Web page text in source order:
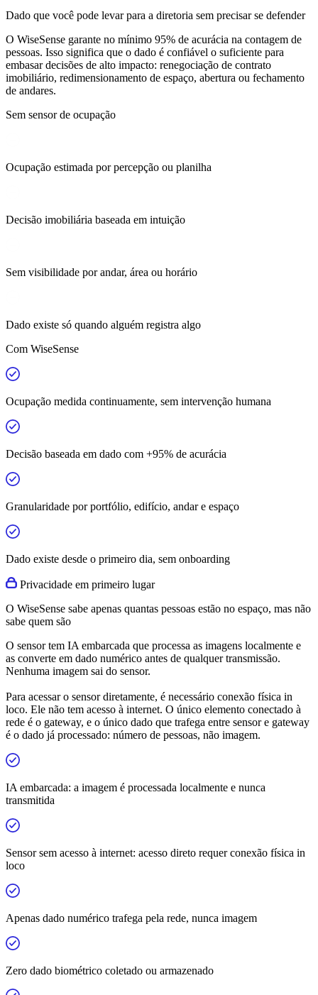
Dado que você pode levar para a diretoria sem precisar se defender
O WiseSense garante no mínimo 95% de acurácia na contagem de
pessoas. Isso significa que o dado é confiável o suficiente para
embasar decisões de alto impacto: renegociação de contrato
imobiliário, redimensionamento de espaço, abertura ou fechamento
de andares.
Sem sensor de ocupação
Ocupação estimada por percepção ou planilha
Decisão imobiliária baseada em intuição
Sem visibilidade por andar, área ou horário
Dado existe só quando alguém registra algo
Com WiseSense
Ocupação medida continuamente, sem intervenção humana
Decisão baseada em dado com +95% de acurácia
Granularidade por portfólio, edifício, andar e espaço
Dado existe desde o primeiro dia, sem onboarding
Privacidade em primeiro lugar
O WiseSense sabe apenas quantas pessoas estão no espaço, mas não
sabe quem são
O sensor tem IA embarcada que processa as imagens localmente e
as converte em dado numérico antes de qualquer transmissão.
Nenhuma imagem sai do sensor.
Para acessar o sensor diretamente, é necessário conexão física in
loco. Ele não tem acesso à internet. O único elemento conectado à
rede é o gateway, e o único dado que trafega entre sensor e gateway
é o dado já processado: número de pessoas, não imagem.
IA embarcada: a imagem é processada localmente e nunca
transmitida
Sensor sem acesso à internet: acesso direto requer conexão física in
loco
Apenas dado numérico trafega pela rede, nunca imagem
Zero dado biométrico coletado ou armazenado